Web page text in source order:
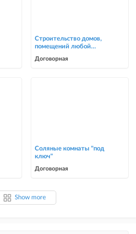
Строительство домов,
помещений любой
Договорная
Соляные комнаты "под
ключ"
Договорная
Show more